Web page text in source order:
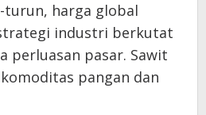
turun, harga global
industri berkutat
perluasan pasar. Sawit
pangan dan